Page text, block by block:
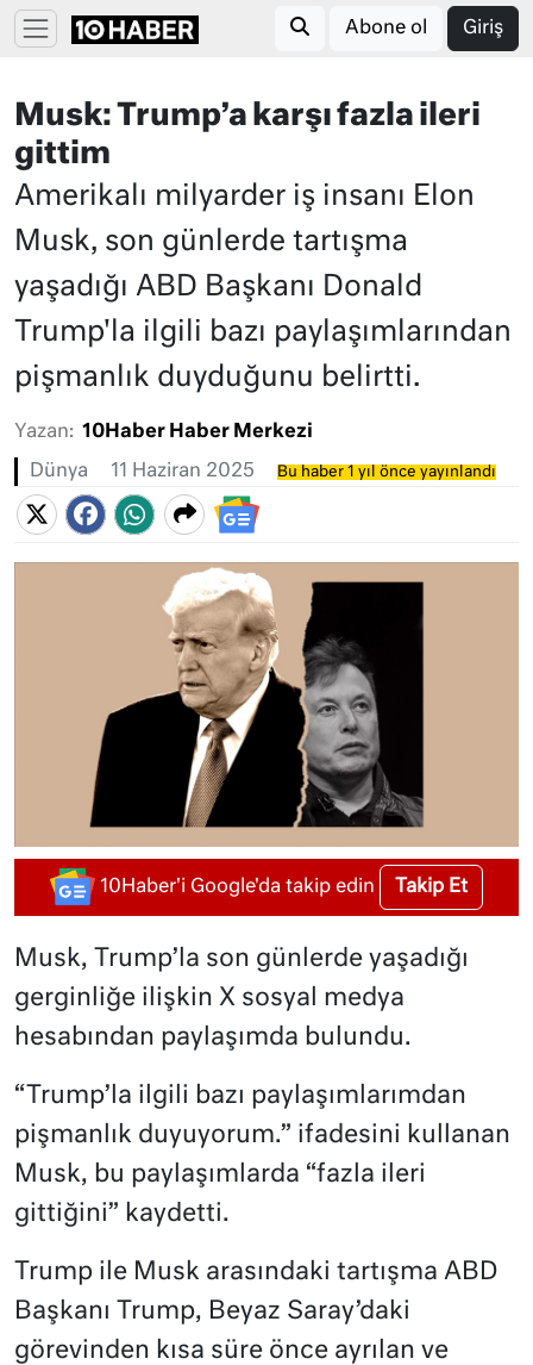
Abone ol Giriş
Musk: Trump’a karşı fazla ileri
gittim
Amerikalı milyarder iş insanı Elon
Musk, son günlerde tartışma
yaşadığı ABD Başkanı Donald
Trump'la ilgili bazı paylaşımlarından
pişmanlık duyduğunu belirtti.
Yazan: 10Haber Haber Merkezi
Dünya 11 Haziran 2025 Bu haber 1 yıl önce yayınlandı
10Haber'i Google'da takip edin Takip Et
Musk, Trump’la son günlerde yaşadığı
gerginliğe ilişkin X sosyal medya
hesabından paylaşımda bulundu.
“Trump’la ilgili bazı paylaşımlarımdan
pişmanlık duyuyorum.” ifadesini kullanan
Musk, bu paylaşımlarda “fazla ileri
gittiğini” kaydetti.
Trump ile Musk arasındaki tartışma ABD
Başkanı Trump, Beyaz Saray’daki
görevinden kısa süre önce ayrılan ve